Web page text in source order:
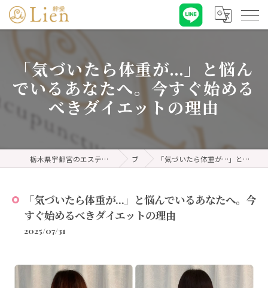
「気づいたら体重が…」と悩ん
でいるあなたへ。今すぐ始める
べきダイエットの理由
栃木県宇都宮のエステなら耳ツボダイエット&リンパケア 絆愛・リアン ブログ 「気づいたら体重が…」と悩んでいるあなたへ。今すぐ始めるべきダイエットの理由
「気づいたら体重が…」と悩んでいるあなたへ。今
すぐ始めるべきダイエットの理由
2025/07/31